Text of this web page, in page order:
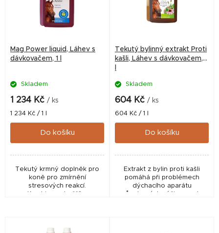
o
Mag Power liquid, Láhev s
dávkovačem, 1 l
Skladem
1 234 Kč / ks
Měrná
cena:
1 234 Kč / 1 l
Do košíku
Tekutý krmný doplněk pro
koně pro zmírnění
stresových reakcí.
Kombinace hořčíku
nervózních a...
Tekutý bylinný extrakt Proti
kašli, Láhev s dávkovačem, 1
Skladem
604 Kč / ks
Měrná
cena:
604 Kč / 1 l
Do košíku
Extrakt z bylin proti kašli
pomáhá při problémech
dýchacího aparátu
způsobených výživou nebo